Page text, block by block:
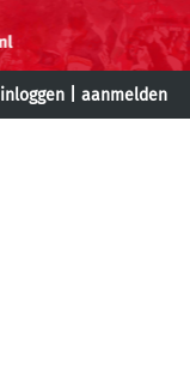
inloggen aanmelden